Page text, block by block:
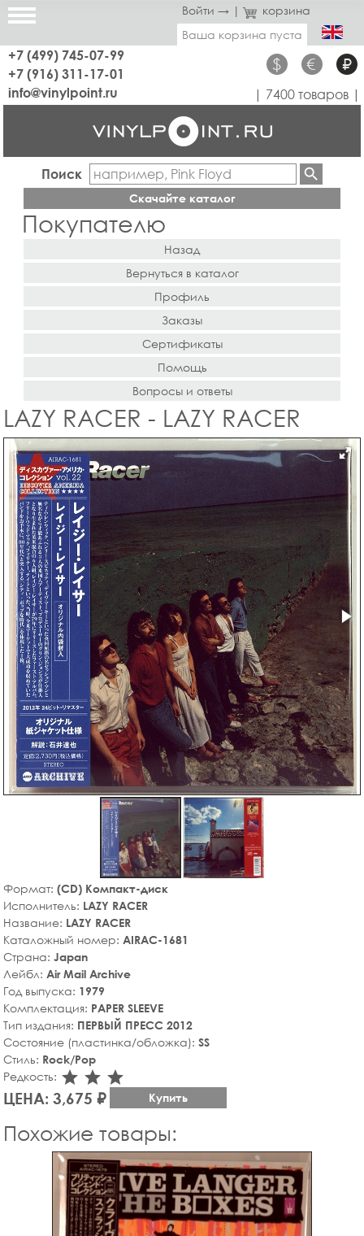
Войти → |
корзина
Ваша корзина пуста
+7 (499) 745-07-99
+7 (916) 311-17-01
$ € ₽
info@vinylpoint.ru | 7400 товаров |
Поиск
Скачайте каталог
Покупателю
Назад
Вернуться в каталог
Профиль
Заказы
Сертификаты
Помощь
Вопросы и ответы
LAZY RACER - LAZY RACER
Формат: (CD) Компакт-диск
Исполнитель: LAZY RACER
Название: LAZY RACER
Каталожный номер: AIRAC-1681
Страна: Japan
Лейбл: Air Mail Archive
Год выпуска: 1979
Комплектация: PAPER SLEEVE
Тип издания: ПЕРВЫЙ ПРЕСС 2012
Состояние (пластинка/обложка): SS
Стиль: Rock/Pop
Редкость: star_rate
star_rate
star_rate
ЦЕНА: 3,675 ₽ Купить
Похожие товары: